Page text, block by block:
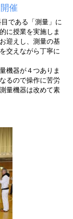
催
である「測量」に
に授業を実施しま
迎えし、測量の基
交えながら丁寧に
機器が４つありま
るので操作に苦労
量機器は改めて素